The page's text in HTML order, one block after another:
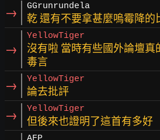
→ GGrunrundela
乾 還有不要拿甚麼嗚霉降的
→
YellowTiger
沒有啦 當時有些國外論壇真
毒言
→ YellowTiger
論去批評
→ YellowTiger
但後來也證明了這首有多好